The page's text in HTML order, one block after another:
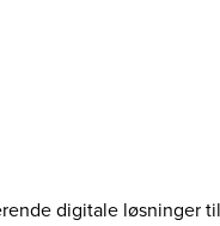
digitale løsninger